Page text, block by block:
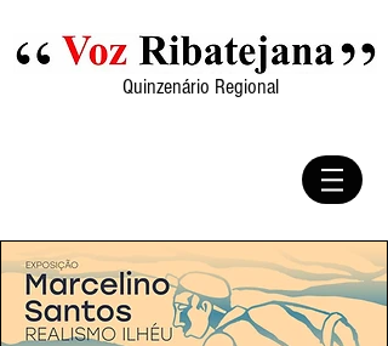
Quinzenário Regional